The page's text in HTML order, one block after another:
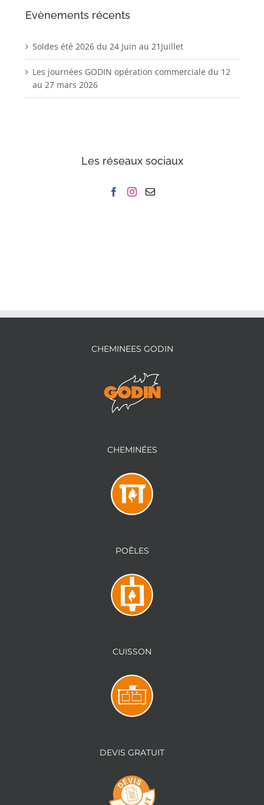
Evènements récents
Soldes été 2026 du 24 Juin au 21Juillet
Les journées GODIN opération commerciale du 12
au 27 mars 2026
Les réseaux sociaux
CHEMINEES GODIN
CHEMINÉES
POÊLES
CUISSON
DEVIS GRATUIT